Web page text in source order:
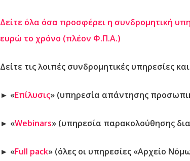
Δείτε όλα όσα προσφέρει η συνδρομητική
ευρώ το χρόνο (πλέον Φ.Π.Α.)
Δείτε τις λοιπές συνδρομητικές υπηρεσίες
► «Επίλυσις» (υπηρεσία απάντησης
► «Webinars» (υπηρεσία παρακολούθησης
► «Full pack» (όλες οι υπηρεσίες «Αρχείο